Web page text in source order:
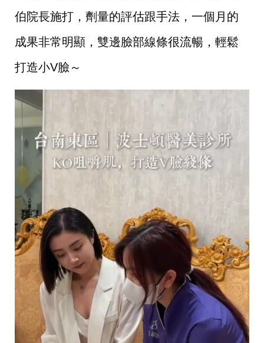
伯院長施打，劑量的評估跟手法，一個月的
成果非常明顯，雙邊臉部線條很流暢，輕鬆
打造小V臉～